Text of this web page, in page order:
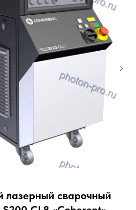
лазерный сварочный